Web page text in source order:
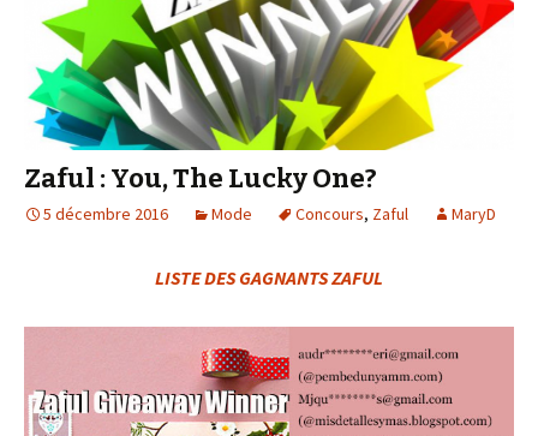
Zaful : You, The Lucky One?
5 décembre 2016 Mode Concours, Zaful MaryD
LISTE DES GAGNANTS ZAFUL